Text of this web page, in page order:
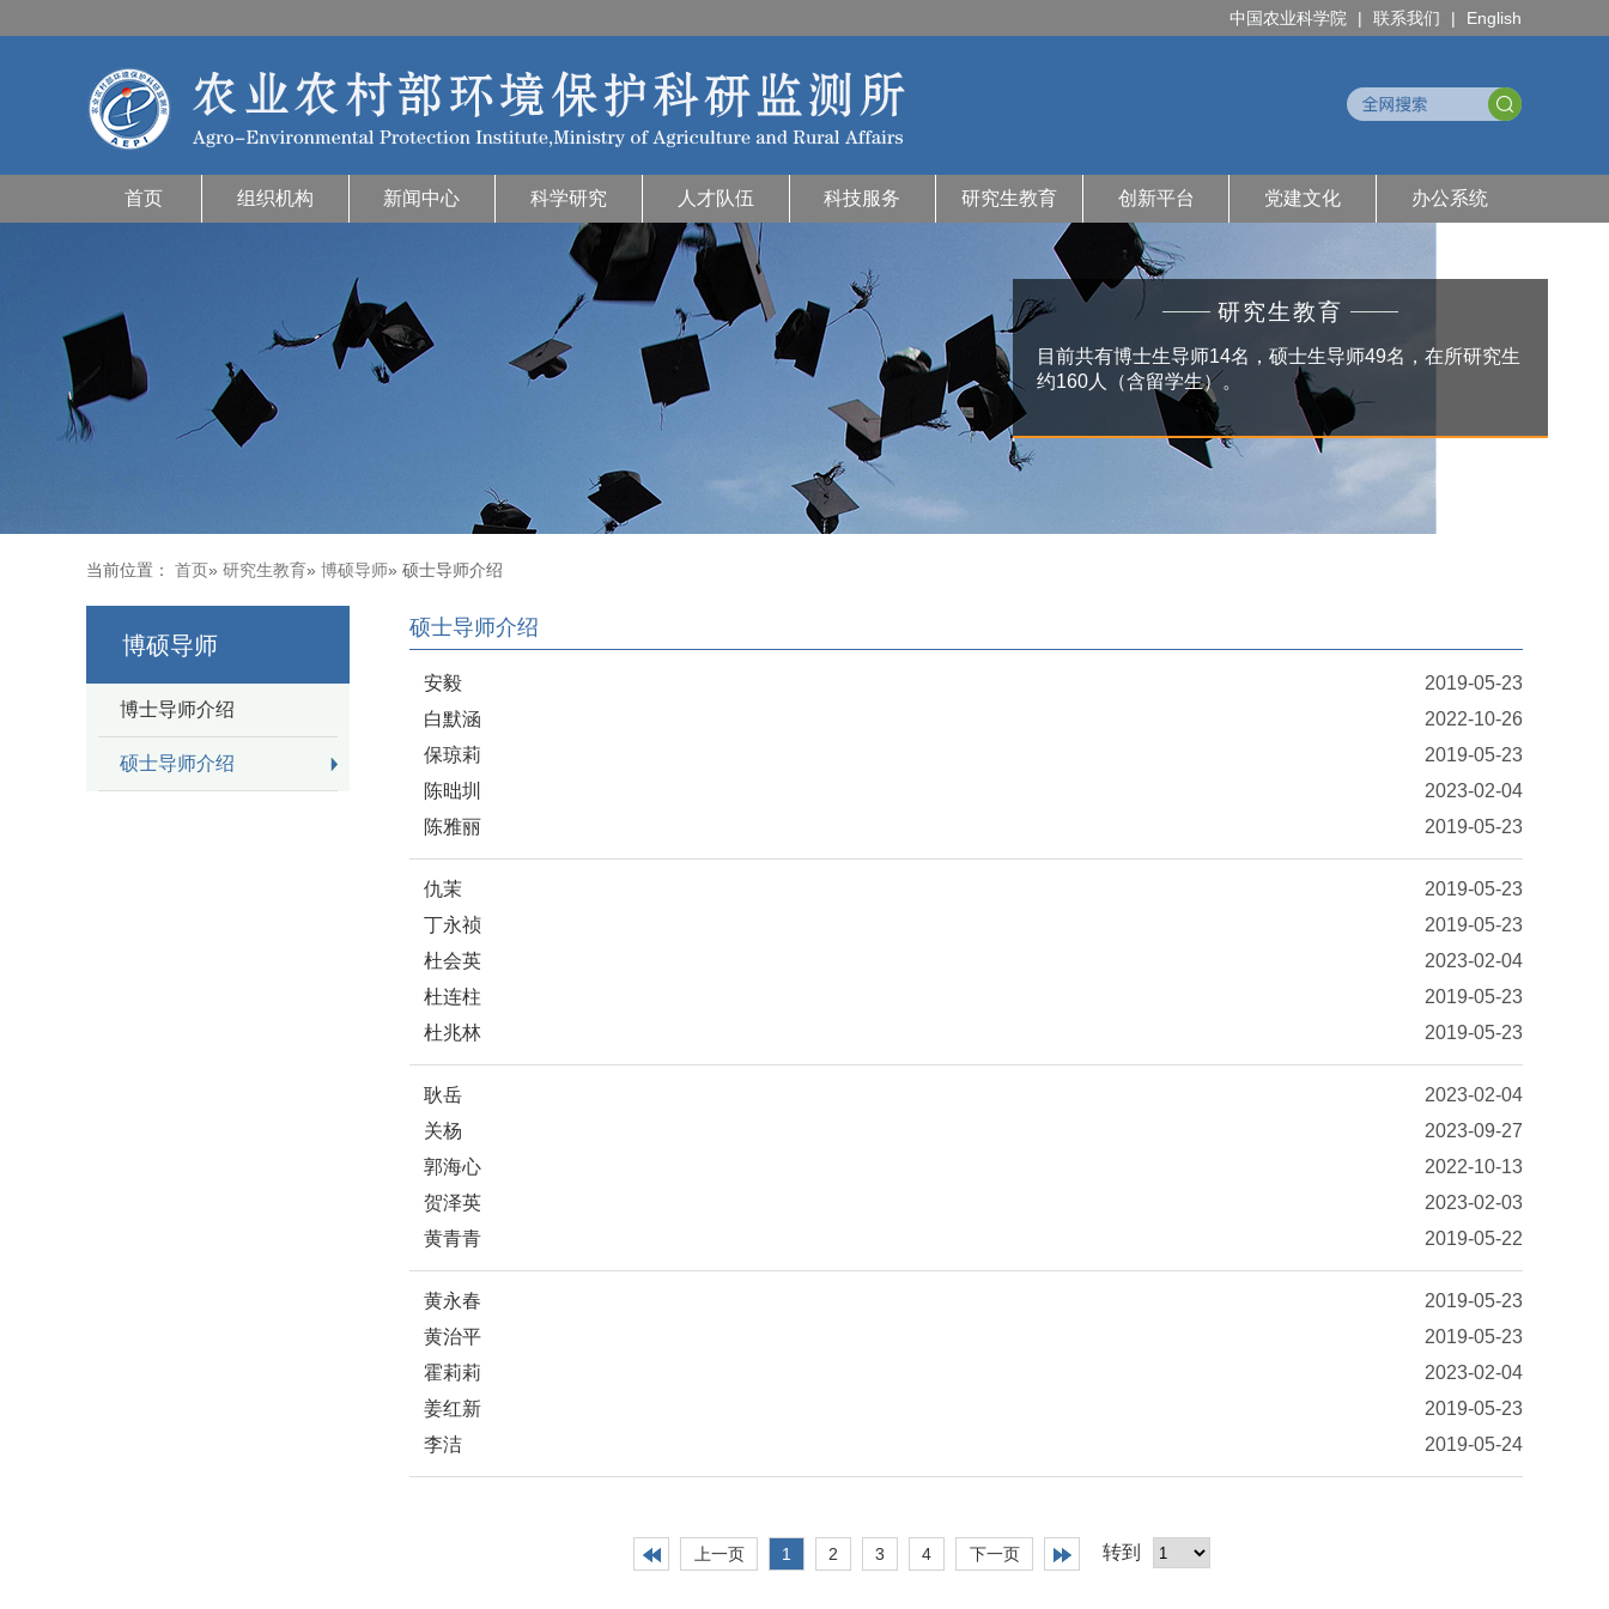
中国农业科学院 | 联系我们 | English
首页 组织机构 新闻中心 科学研究 人才队伍 科技服务 研究生教育 创新平台 党建文化 办公系统
研究生教育
目前共有博士生导师14名，硕士生导师49名，在所研究生
约160人（含留学生）。
当前位置： 首页» 研究生教育» 博硕导师» 硕士导师介绍
博硕导师
博士导师介绍
硕士导师介绍
硕士导师介绍
2019-05-23
安毅
2022-10-26
白默涵
2019-05-23
保琼莉
2023-02-04
陈昢圳
2019-05-23
陈雅丽
2019-05-23
仇茉
2019-05-23
丁永祯
2023-02-04
杜会英
2019-05-23
杜连柱
2019-05-23
杜兆林
2023-02-04
耿岳
2023-09-27
关杨
2022-10-13
郭海心
2023-02-03
贺泽英
2019-05-22
黄青青
2019-05-23
黄永春
2019-05-23
黄治平
2023-02-04
霍莉莉
2019-05-23
姜红新
2019-05-24
李洁
上一页 1 2 3 4 下一页 转到